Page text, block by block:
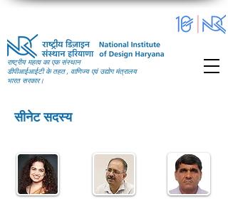
राष्ट्रीय महत्व का एक संस्थान
डीपीआईआईटी के तहत , वाणिज्य एवं उद्योग मंत्रालय
भारत सरकार।
सीनेट सदस्य